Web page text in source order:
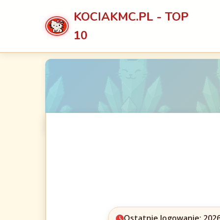
KOCIAKMC.PL - TOP
10